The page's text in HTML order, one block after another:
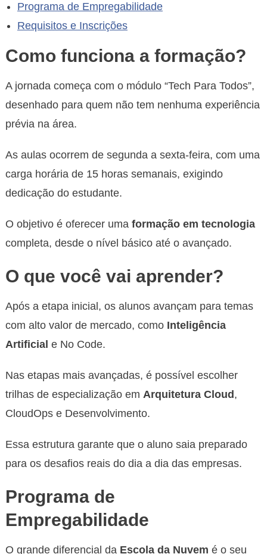
Programa de Empregabilidade
Requisitos e Inscrições
Como funciona a formação?
A jornada começa com o módulo “Tech Para Todos”,
desenhado para quem não tem nenhuma experiência
prévia na área.
As aulas ocorrem de segunda a sexta-feira, com uma
carga horária de 15 horas semanais, exigindo
dedicação do estudante.
O objetivo é oferecer uma formação em tecnologia
completa, desde o nível básico até o avançado.
O que você vai aprender?
Após a etapa inicial, os alunos avançam para temas
com alto valor de mercado, como Inteligência
Artificial e No Code.
Nas etapas mais avançadas, é possível escolher
trilhas de especialização em Arquitetura Cloud ,
CloudOps e Desenvolvimento.
Essa estrutura garante que o aluno saia preparado
para os desafios reais do dia a dia das empresas.
Programa de
Empregabilidade
O grande diferencial da Escola da Nuvem é o seu